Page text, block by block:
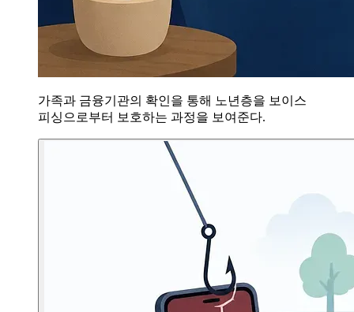
가족과 금융기관의 확인을 통해 노년층을 보이스
피싱으로부터 보호하는 과정을 보여준다.